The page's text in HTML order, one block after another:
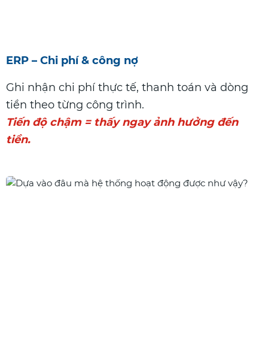
ERP – Chi phí & công nợ
Ghi nhận chi phí thực tế, thanh toán và dòng
tiền theo từng công trình.
Tiến độ chậm = thấy ngay ảnh hưởng đến
tiền.